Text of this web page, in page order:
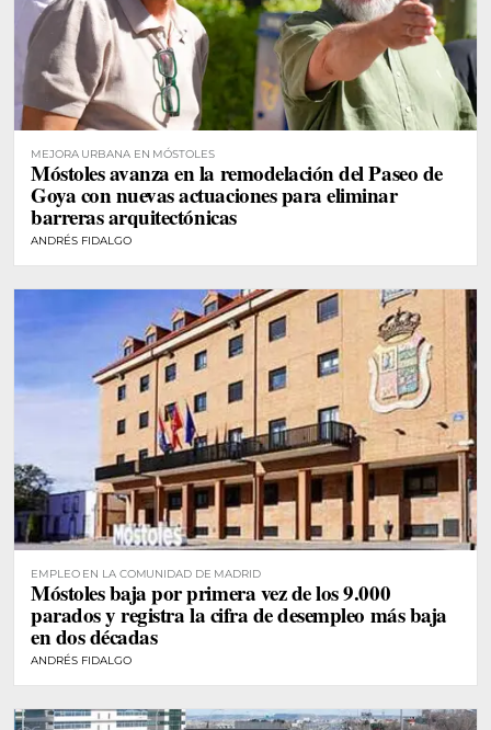
MEJORA URBANA EN MÓSTOLES
Móstoles avanza en la remodelación del Paseo de
Goya con nuevas actuaciones para eliminar
barreras arquitectónicas
ANDRÉS FIDALGO
EMPLEO EN LA COMUNIDAD DE MADRID
Móstoles baja por primera vez de los 9.000
parados y registra la cifra de desempleo más baja
en dos décadas
ANDRÉS FIDALGO